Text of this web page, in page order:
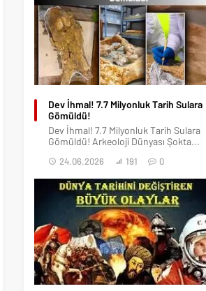
Dev İhmal! 7.7 Milyonluk Tarih Sulara
Gömüldü!
Dev İhmal! 7.7 Milyonluk Tarih Sulara
Gömüldü! Arkeoloji Dünyası Şokta...
24.06.2026 191 0